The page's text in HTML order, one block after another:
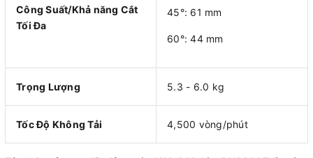
Công Suất/Khả năng Cắt
Tối Đa
45°: 61 mm
60°: 44 mm
Trọng Lượng 5.3 - 6.0 kg
Tốc Độ Không Tải 4,500 vòng/phút